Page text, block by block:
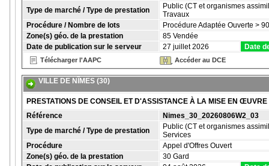
Type de marché / Type de prestation
Public (CT et organismes
Travaux
Procédure / Nombre de lots
Procédure Adaptée Ouverte >
Zone(s) géo. de la prestation
85 Vendée
Date de publication sur le serveur
27 juillet 2026 Date
Télécharger l'AAPC Accéder au DCE
VILLE DE NÎMES (30)
PRESTATIONS DE CONSEIL ET D'ASSISTANCE À LA MISE EN
Référence
Nimes_30_20260806W2_03
Type de marché / Type de prestation
Public (CT et organismes
Services
Procédure
Appel d'Offres Ouvert
Zone(s) géo. de la prestation
30 Gard